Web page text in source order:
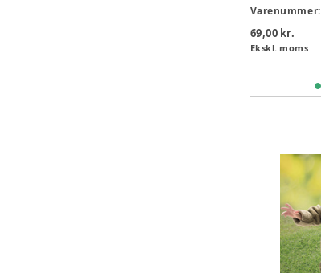
Varenummer:
69,00 kr.
Ekskl. moms